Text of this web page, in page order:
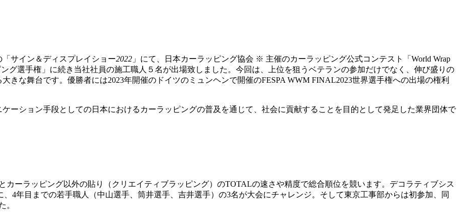
サイン＆ディスプレイショー2022 」にて、日本カーラッピング協会 ※ 主催のカーラッピング公式コンテスト「World Wrap
グ選手権」に続き 当社社員の施工職人５名が出場致しました。今回は、上位を狙うベテランの参加だけでなく、伸び盛りの
きな舞台です。優勝者には2023年開催のドイツのミュンヘンで開催のFESPA WWM FINAL2023世界選手権への出場の権利
ーション手段としての日本におけるカーラッピングの普及を通じて、社会に貢献することを目的として発足した業界団体で
カーラッピング以外の貼り（クリエイティブラッピング）のTOTALの速さや精度で総合順位を競います。デコラティブシス
4年目までの若手職人（中山選手、筒井選手、吉井選手）の3名が大会にチャレンジ。そして東京工事部からは初参加、同
。